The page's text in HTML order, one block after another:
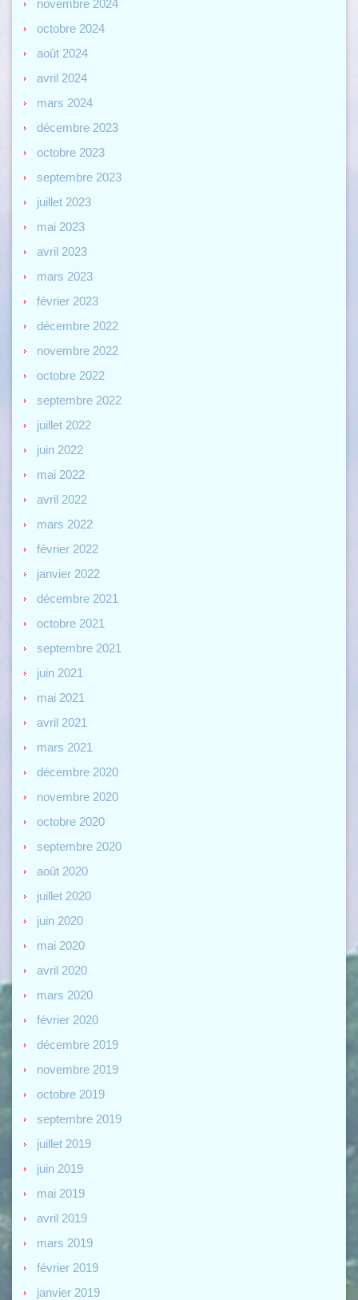
novembre 2024
octobre 2024
août 2024
avril 2024
mars 2024
décembre 2023
octobre 2023
septembre 2023
juillet 2023
mai 2023
avril 2023
mars 2023
février 2023
décembre 2022
novembre 2022
octobre 2022
septembre 2022
juillet 2022
juin 2022
mai 2022
avril 2022
mars 2022
février 2022
janvier 2022
décembre 2021
octobre 2021
septembre 2021
juin 2021
mai 2021
avril 2021
mars 2021
décembre 2020
novembre 2020
octobre 2020
septembre 2020
août 2020
juillet 2020
juin 2020
mai 2020
avril 2020
mars 2020
février 2020
décembre 2019
novembre 2019
octobre 2019
septembre 2019
juillet 2019
juin 2019
mai 2019
avril 2019
mars 2019
février 2019
janvier 2019